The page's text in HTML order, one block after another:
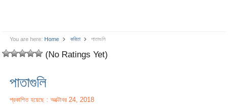
You are here: Home কবিতা পাতাগুলি
(No Ratings Yet)
পাতাগুলি
প্রকাশিত হয়েছে : অক্টোবর 24, 2018